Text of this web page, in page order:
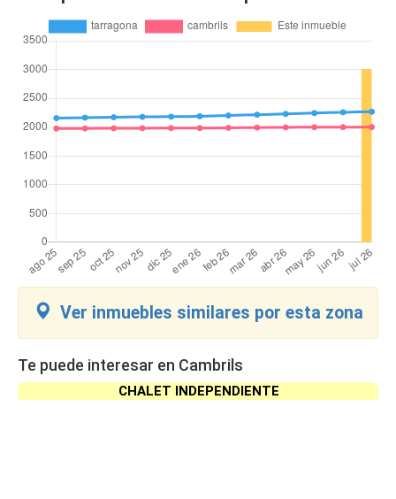
Ver inmuebles similares por esta zona
Te puede interesar en Cambrils
CHALET INDEPENDIENTE